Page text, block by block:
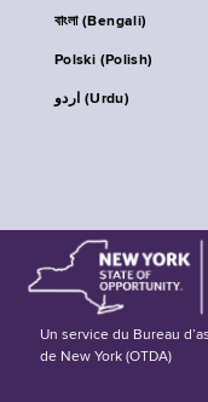
বাংলা (Bengali)
Polski (Polish)
اردو (Urdu)
Un service du Bureau
de New York (OTDA)